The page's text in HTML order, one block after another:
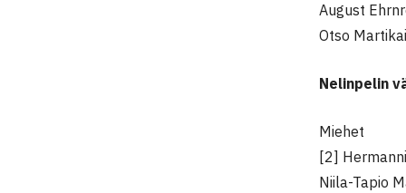
August
Otso
Nelinpelin
Miehet
[2]
Niila-Tapio